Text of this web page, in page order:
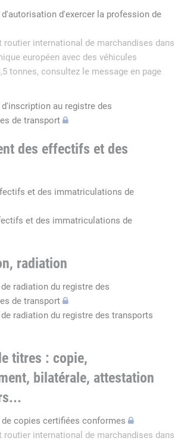
d'autorisation d'exercer la profession de
routier international de marchandises dans
européen avec des véhicules
tonnes, consultez le message en page
d'inscription au registre des
de transport
des effectifs et des
et des immatriculations de
et des immatriculations de
radiation
radiation du registre des
de transport
de radiation du registre des transports
titres : copie,
bilatérale, attestation
de copies certifiées conformes
routier international de marchandises dans